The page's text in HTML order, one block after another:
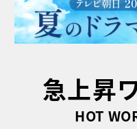
急上昇
HOT